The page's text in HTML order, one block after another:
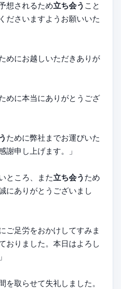
想されるため立ち会う こと
ださいますようお願いいた
めにお越しいただきありが
めに本当にありがとうござ
ために弊社までお運びいた
謝申し上げます。」
ところ、また立ち会う ため
にありがとうございまし
ご足労をおかけしてすみま
おりました。本日はよろし
を取らせて失礼しました。